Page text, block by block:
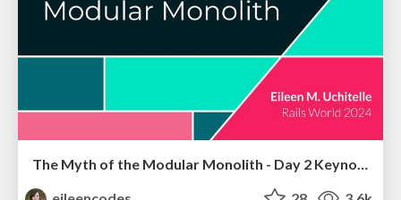
The Myth of the Modular Monolith - Day 2 Keynote - Rails World 2024